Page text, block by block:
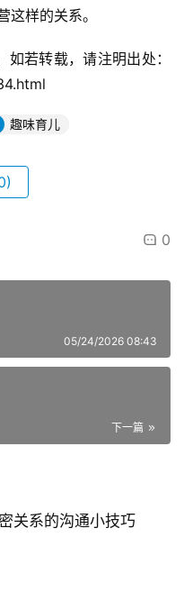
样的关系。
若转载，请注明出处：
趣味育儿
0
05/24/2026 08:43
下一篇
关系的沟通小技巧